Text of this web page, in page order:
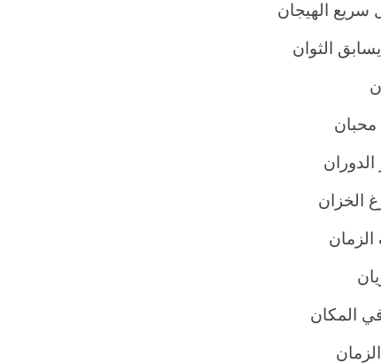
سريع الهيجان
يسابق الثوان
الخزان
في المكان